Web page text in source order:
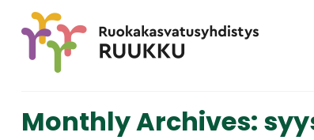
Monthly Archives: